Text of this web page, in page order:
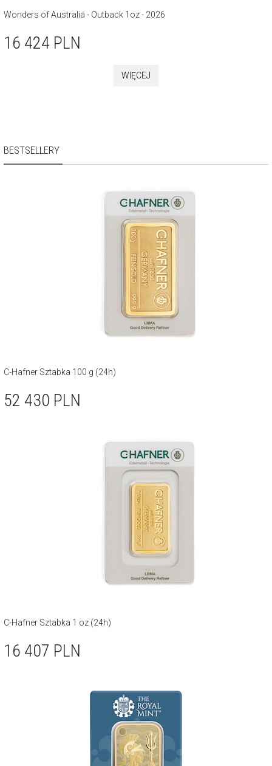
Wonders of Australia - Outback 1oz - 2026
16 424 PLN
WIĘCEJ
BESTSELLERY
C-Hafner Sztabka 100 g (24h)
52 430 PLN
C-Hafner Sztabka 1 oz (24h)
16 407 PLN